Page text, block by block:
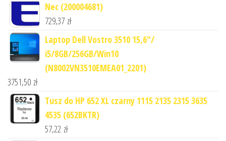
Nec (200004681)
729,37 zł
Laptop Dell Vostro 3510 15,6"/
i5/8GB/256GB/Win10
(N8002VN3510EMEA01_2201)
3751,50 zł
Tusz do HP 652 XL czarny 1115 2135 2315 3635
4535 (652BKTR)
57,22 zł